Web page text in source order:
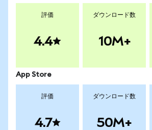
評価
4.4
ダウンロード数
10M+
App Store
評価
4.7
ダウンロード数
50M+